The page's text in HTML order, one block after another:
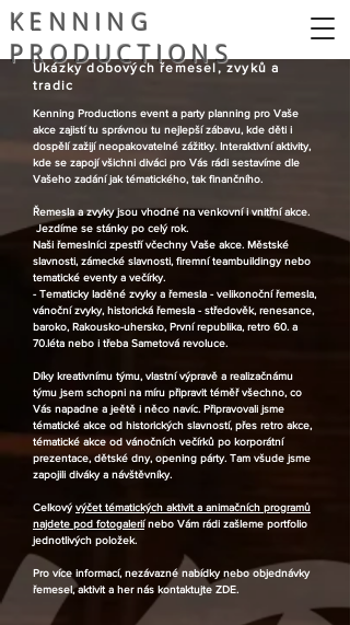
KENNING
PRODUCTIONS
Ukázky dobových řemesel, zvyků a
tradic
Kenning Productions event a party planning pro Vaše
akce zajistí tu správnou tu nejlepší zábavu, kde děti i
dospělí zažijí neopakovatelné zážitky. Interaktivní aktivity,
kde se zapojí všichni diváci pro Vás rádi sestavíme dle
Vašeho zadání jak tématického, tak finančního.
Řemesla a zvyky jsou vhodné na venkovní i vnitřní akce.
Jezdíme se stánky po celý rok.
Naši řemeslníci zpestří včechny Vaše akce. Městské
slavnosti, zámecké slavnosti, firemní teambuildingy nebo
tematické eventy a večírky.
- Tematicky laděné zvyky a řemesla - velikonoční řemesla,
vánoční zvyky, historická řemesla - středověk, renesance,
baroko, Rakousko-uhersko, První republika, retro 60. a
70.léta nebo i třeba Sametová revoluce.
Díky kreativnímu týmu, vlastní výpravě a realizačnámu
týmu jsem schopni na míru připravit téměř všechno, co
Vás napadne a jeětě i něco navíc. Připravovali jsme
tématické akce od historických slavností, přes retro akce,
tématické akce od vánočních večírků po korporátní
prezentace, dětské dny, opening párty. Tam všude jsme
zapojili diváky a návštěvníky.
Celkovývýčet tématických aktivit a animačních programů
najdete pod fotogaleriínebo Vám rádi zašleme portfolio
jednotlivých položek.
Pro více informací, nezávazné nabídky nebo objednávky
řemesel, aktivit a her nás kontaktujte ZDE.